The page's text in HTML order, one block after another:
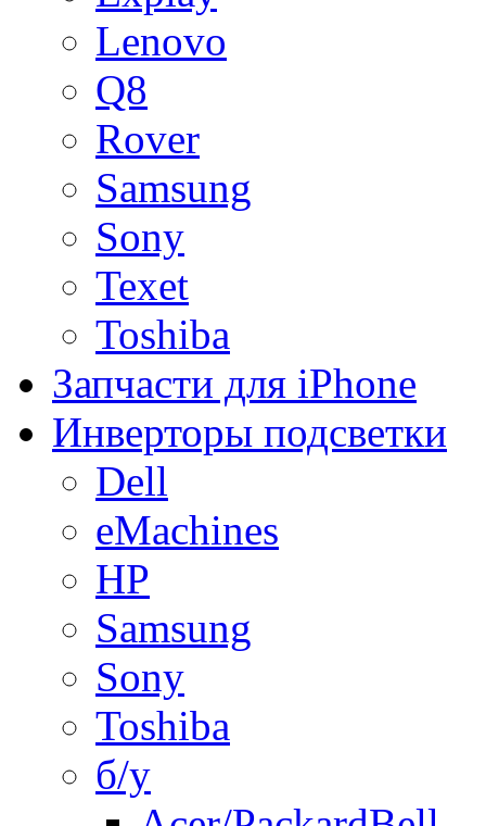
Lenovo
Q8
Rover
Samsung
Sony
Texet
Toshiba
Запчасти для iPhone
Инверторы подсветки
Dell
eMachines
HP
Samsung
Sony
Toshiba
б/у